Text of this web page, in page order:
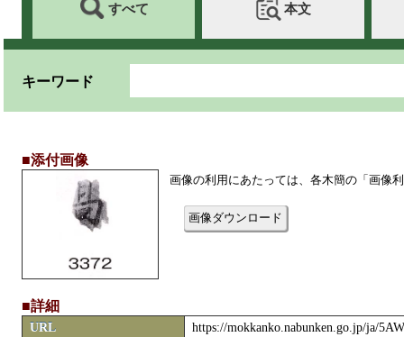
すべて 本文
キーワード
■添付画像
画像の利用にあたっては、各木簡の「画像
画像ダウンロード
■詳細
URL
https://mokkanko.nabunken.go.jp/ja/